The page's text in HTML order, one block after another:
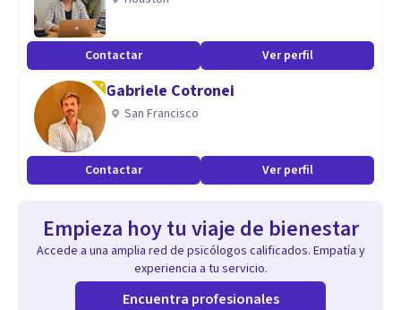
Contactar Ver perfil
Gabriele Cotronei
San Francisco
Contactar Ver perfil
Empieza hoy tu viaje de bienestar
Accede a una amplia red de psicólogos calificados. Empatía y
experiencia a tu servicio.
Encuentra profesionales